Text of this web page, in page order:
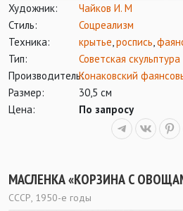
Художник:
Чайков И. М
Стиль:
Соцреализм
Техника:
крытье,роспись,
Тип:
Советская скульптура
Производитель:Конаковский
Размер:
30,5 см
Цена:
По запросу
МАСЛЕНКА «КОРЗИНА С
СССР, 1950-е годы